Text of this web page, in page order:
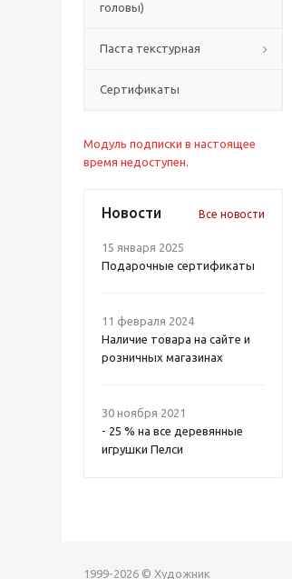
головы)
Паста текстурная
Сертификаты
Модуль подписки в настоящее
время недоступен.
Новости Все новости
15 января 2025
Подарочные сертификаты
11 февраля 2024
Наличие товара на сайте и
розничных магазинах
30 ноября 2021
- 25 % на все деревянные
игрушки Пелси
1999-2026 © Художник